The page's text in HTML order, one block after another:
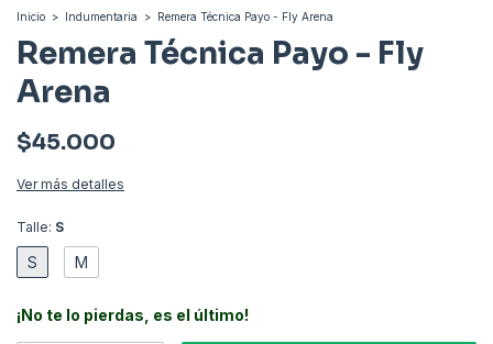
Inicio > Indumentaria > Remera Técnica Payo - Fly Arena
Remera Técnica Payo - Fly
Arena
$45.000
Ver más detalles
Talle: S
S M
¡No te lo pierdas, es el último!